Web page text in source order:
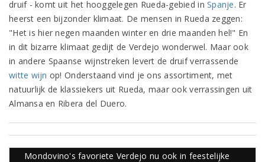
druif - komt uit het hooggelegen Rueda-gebied inSpanje. Er
heerst een bijzonder klimaat. De mensen in Rueda zeggen:
"Het is hier negen maanden winter en drie maanden hel!" En
in dit bizarre klimaat gedijt de Verdejo wonderwel. Maar ook
in andere Spaanse wijnstreken levert de druif verrassende
witte wijn op! Onderstaand vind je ons assortiment, met
natuurlijk de klassiekers uit Rueda, maar ook verrassingen uit
Almansa en Ribera del Duero.
Mondovino's favoriete Verdejo nu ook in feestelijke